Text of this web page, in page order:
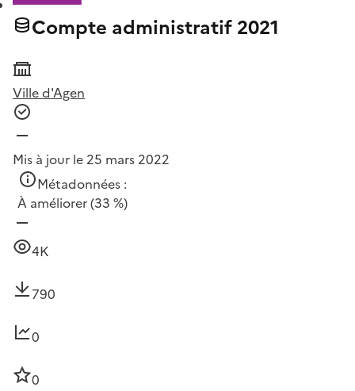
Compte administratif 2021
Ville d'Agen
Mis à jour le 25 mars 2022
Métadonnées :
À améliorer(33 %)
4K
790
0
0